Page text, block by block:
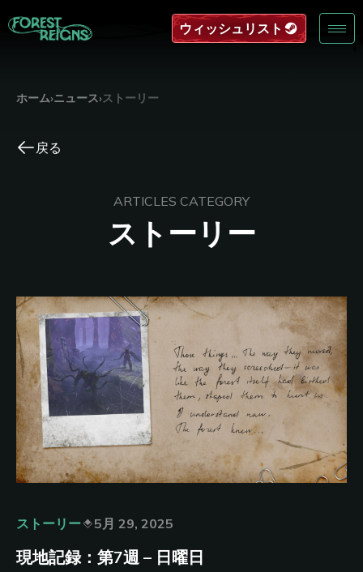
ウィッシュリスト
ホーム›ニュース›ストーリー
戻る
ARTICLES CATEGORY
ストーリー
ストーリー 5月 29, 2025
現地記録：第7週 – 日曜日